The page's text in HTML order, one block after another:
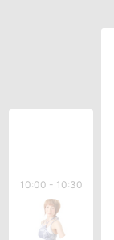
10:00 - 10:30